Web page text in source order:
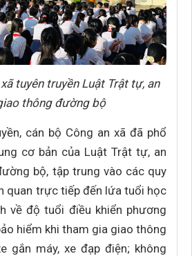
tuyên truyền Luật Trật tự, an
thông đường bộ
cán bộ Công an xã đã phổ
cơ bản của Luật Trật tự, an
bộ, tập trung vào các quy
quan trực tiếp đến lứa tuổi học
về độ tuổi điều khiển phương
hiểm khi tham gia giao thông
gắn máy, xe đạp điện; không